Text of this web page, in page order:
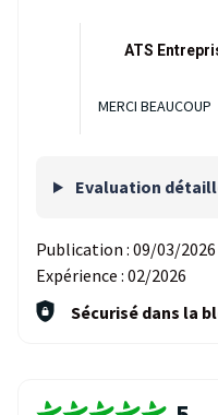
ATS
MERCI BEAUCOUP
Evaluation
Publication : 09/03/2026
Expérience : 02/2026
Sécurisé dans la